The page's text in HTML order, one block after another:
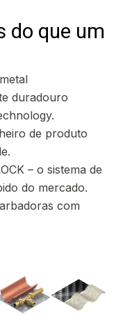
do que um
duradouro
de produto
– o sistema de
do mercado.
com